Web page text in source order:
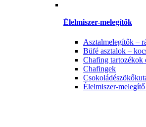
Élelmiszer-melegítők
Asztalmelegítők –
Büfé asztalok –
Chafing tartozékok
Chafingek
Élelmiszer-